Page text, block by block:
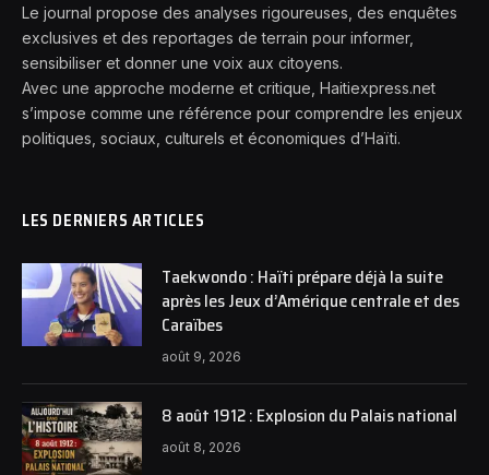
Le journal propose des analyses rigoureuses, des enquêtes
exclusives et des reportages de terrain pour informer,
sensibiliser et donner une voix aux citoyens.
Avec une approche moderne et critique, Haitiexpress.net
s’impose comme une référence pour comprendre les enjeux
politiques, sociaux, culturels et économiques d’Haïti.
LES DERNIERS ARTICLES
Taekwondo : Haïti prépare déjà la suite
après les Jeux d’Amérique centrale et des
Caraïbes
août 9, 2026
8 août 1912 : Explosion du Palais national
août 8, 2026